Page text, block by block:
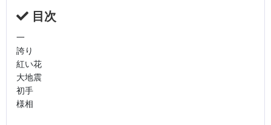
目次
一
誇り
紅い花
大地震
初手
様相